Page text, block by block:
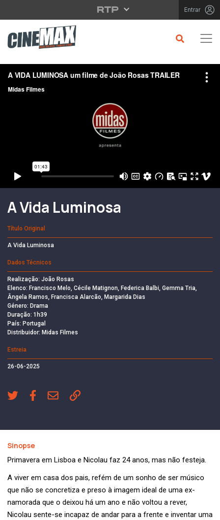
Saltar para o conteúdo principal Entrar
Filme em Cartaz
A Vida Luminosa
Título Original
A Vida Luminosa
Dados Técnicos
Realização: João Rosas
Elenco: Francisco Melo, Cécile Matignon, Federica Balbi, Gemma Tria,
Ângela Ramos, Francisca Alarcão, Margarida Dias
Género: Drama
Duração: 1h39
País: Portugal
Distribuidor: Midas Filmes
Estreia
26-06-2025
Sinopse
Primavera em Lisboa e Nicolau faz 24 anos, mas não festeja.
A viver em casa dos pais, refém de um sonho de ser músico
que não se concretiza e preso à imagem ideal de uma ex-
namorada que o deixou há um ano e não voltou a rever,
Nicolau sente-se incapaz de andar para a frente e inventar uma